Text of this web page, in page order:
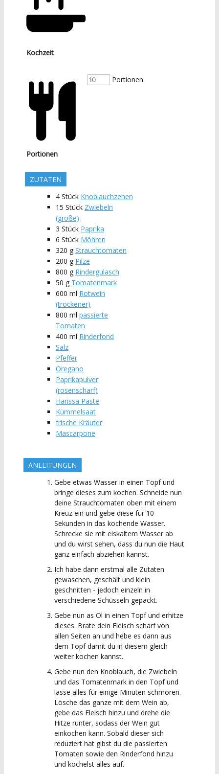
Kochzeit
Portionen
Portionen
ZUTATEN
4 Stück Knoblauchzehen
15 Stück Zwiebeln
(große)
3 Stück Paprika
6 Stück Möhren
320 g Strauchtomaten
200 g Pilze
800 g Rindergulasch
50 g Tomatenmark
600 ml Rotwein
(trockener)
800 ml passierte
Tomaten
400 ml Rinderfond
Salz
Pfeffer
Oregano
Paprikapulver
(rosenscharf)
Harissa Paste
Kümmelsaat
frische Kräuter
Mascarpone
ANLEITUNGEN
Gebe etwas Wasser in einen Topf und
bringe dieses zum kochen. Schneide nun
deine Strauchtomaten oben mit einem
Kreuz ein und gebe diese für 10
Sekunden in das kochende Wasser.
Schrecke sie mit eiskaltem Wasser ab
und du wirst sehen, dass du nun die Haut
ganz einfach abziehen kannst.
Ich habe dann erstmal alle Zutaten
gewaschen, geschält und klein
geschnitten - jedoch einzeln in
verschiedene Schüsseln gepackt.
Gebe nun as Öl in einen Topf und erhitze
dieses. Brate dein Fleisch scharf von
allen Seiten an und hebe es dann aus
dem Topf damit du in diesem gleich
weiter kochen kannst.
Gebe nun den Knoblauch, die Zwiebeln
und das Tomatenmark in den Topf und
lasse alles für einige Minuten schmoren.
Lösche das ganze mit dem Wein ab,
gebe das Fleisch hinzu und drehe die
Hitze runter, sodass der Wein gut
einkochen kann. Sobald dieser sich
reduziert hat gibst du die passierten
Tomaten sowie den Rinderfond hinzu
und köchelst alles auf.